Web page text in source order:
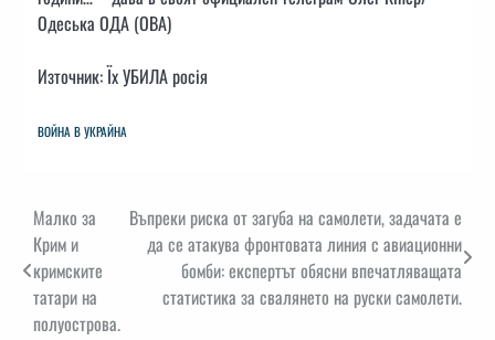
Одеська ОДА (ОВА)
Източник: Їх УБИЛА росія
ВОЙНА В УКРАЙНА
Навигация
Малко за
Крим и
кримските
татари на
полуострова.
Въпреки риска от загуба на самолети, задачата е
да се атакува фронтовата линия с авиационни
бомби: експертът обясни впечатляващата
статистика за свалянето на руски самолети.